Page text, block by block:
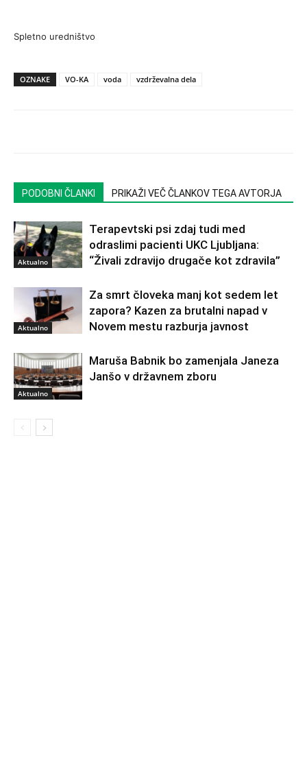
Spletno uredništvo
OZNAKE VO-KA voda vzdrževalna dela
PODOBNI ČLANKI PRIKAŽI VEČ ČLANKOV TEGA AVTORJA
Aktualno
Terapevtski psi zdaj tudi med
odraslimi pacienti UKC Ljubljana:
“Živali zdravijo drugače kot zdravila”
Aktualno
Za smrt človeka manj kot sedem let
zapora? Kazen za brutalni napad v
Novem mestu razburja javnost
Aktualno
Maruša Babnik bo zamenjala Janeza
Janšo v državnem zboru